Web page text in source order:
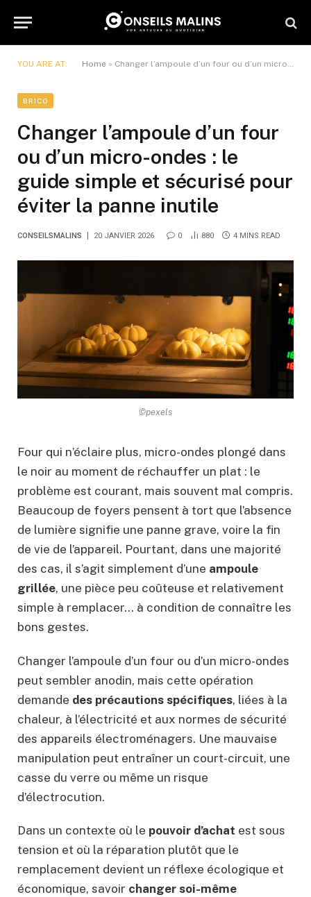
YOU ARE AT: Home » Changer l’ampoule d’un four ou d’un micro-ondes : le guide simple et sécurisé pour éviter la panne inutile
BRICO
Changer l’ampoule d’un four
ou d’un micro-ondes : le
guide simple et sécurisé pour
éviter la panne inutile
CONSEILSMALINS 20 JANVIER 2026 0 880 4 MINS READ
©pexels
Four qui n’éclaire plus, micro-ondes plongé dans
le noir au moment de réchauffer un plat : le
problème est courant, mais souvent mal compris.
Beaucoup de foyers pensent à tort que l’absence
de lumière signifie une panne grave, voire la fin
de vie de l’appareil. Pourtant, dans une majorité
des cas, il s’agit simplement d’une ampoule
grillée, une pièce peu coûteuse et relativement
simple à remplacer… à condition de connaître les
bons gestes.
Changer l’ampoule d’un four ou d’un micro-ondes
peut sembler anodin, mais cette opération
demande des précautions spécifiques, liées à la
chaleur, à l’électricité et aux normes de sécurité
des appareils électroménagers. Une mauvaise
manipulation peut entraîner un court-circuit, une
casse du verre ou même un risque
d’électrocution.
Dans un contexte où le pouvoir d’achat est sous
tension et où la réparation plutôt que le
remplacement devient un réflexe écologique et
économique, savoir changer soi-même